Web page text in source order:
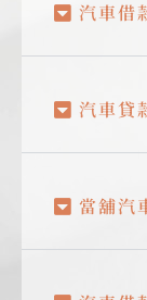
汽車借
汽車貸
當舖汽